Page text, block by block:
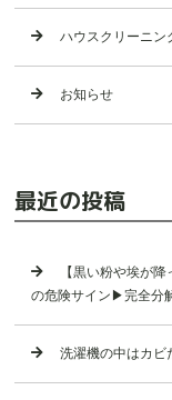
ハウスクリーニン
お知らせ
最近の投稿
【黒い粉や埃が
の危険サイン▶︎完全分
洗濯機の中はカビ